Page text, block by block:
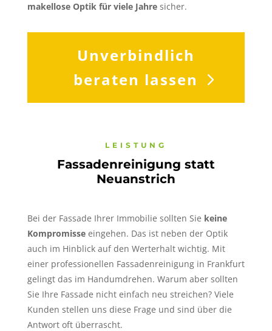
makellose Optik für viele Jahresicher.
Unverbindlich
beraten lassen
LEISTUNG
Fassadenreinigung statt
Neuanstrich
Bei der Fassade Ihrer Immobilie sollten Sie keine
Kompromisseeingehen. Das ist neben der Optik
auch im Hinblick auf den Werterhalt wichtig. Mit
einer professionellen Fassadenreinigung in Frankfurt
gelingt das im Handumdrehen. Warum aber sollten
Sie Ihre Fassade nicht einfach neu streichen? Viele
Kunden stellen uns diese Frage und sind über die
Antwort oft überrascht.